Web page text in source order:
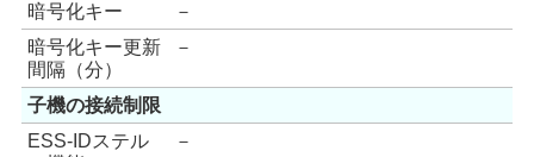
暗号化キー
－
暗号化キー更新
間隔（分）
－
子機の接続制限
ESS-IDステル
－